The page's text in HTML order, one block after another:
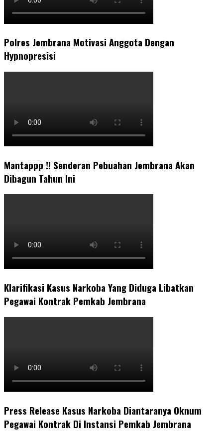
Polres Jembrana Motivasi Anggota Dengan
Hypnopresisi
Mantappp !! Senderan Pebuahan Jembrana Akan
Dibagun Tahun Ini
Klarifikasi Kasus Narkoba Yang Diduga Libatkan
Pegawai Kontrak Pemkab Jembrana
Press Release Kasus Narkoba Diantaranya Oknum
Pegawai Kontrak Di Instansi Pemkab Jembrana